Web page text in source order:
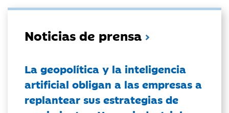
Noticias de prensa
La geopolítica y la inteligencia
artificial obligan a las empresas a
replantear sus estrategias de